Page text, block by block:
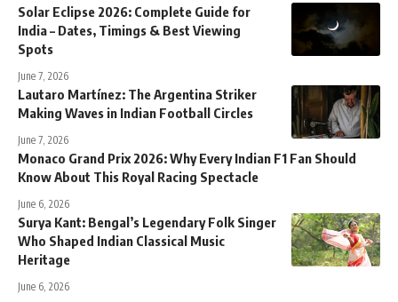
Solar Eclipse 2026: Complete Guide for
India – Dates, Timings & Best Viewing
Spots
June 7, 2026
Lautaro Martínez: The Argentina Striker
Making Waves in Indian Football Circles
June 7, 2026
Monaco Grand Prix 2026: Why Every Indian F1 Fan Should
Know About This Royal Racing Spectacle
June 6, 2026
Surya Kant: Bengal’s Legendary Folk Singer
Who Shaped Indian Classical Music
Heritage
June 6, 2026